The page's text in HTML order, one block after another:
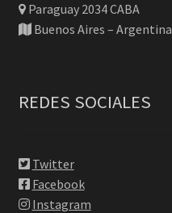
Paraguay 2034 CABA
Buenos Aires – Argentina
REDES SOCIALES
Twitter
Facebook
Instagram